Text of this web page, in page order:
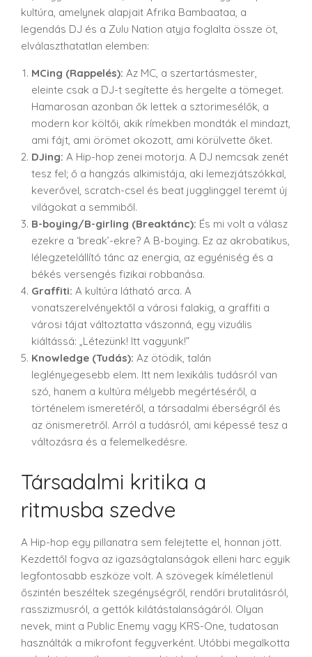
kultúra, amelynek alapjait Afrika Bambaataa, a
legendás DJ és a Zulu Nation atyja foglalta össze öt,
elválaszthatatlan elemben:
MCing (Rappelés): Az MC, a szertartásmester,
eleinte csak a DJ-t segítette és hergelte a tömeget.
Hamarosan azonban ők lettek a sztorimesélők, a
modern kor költői, akik rímekben mondták el mindazt,
ami fájt, ami örömet okozott, ami körülvette őket.
DJing: A Hip-hop zenei motorja. A DJ nemcsak zenét
tesz fel; ő a hangzás alkimistája, aki lemezjátszókkal,
keverővel, scratch-csel és beat jugglinggel teremt új
világokat a semmiből.
B-boying/B-girling (Breaktánc): És mi volt a válasz
ezekre a ‘break’-ekre? A B-boying. Ez az akrobatikus,
lélegzetelállító tánc az energia, az egyéniség és a
békés versengés fizikai robbanása.
Graffiti: A kultúra látható arca. A
vonatszerelvényektől a városi falakig, a graffiti a
városi tájat változtatta vászonná, egy vizuális
kiáltássá: „Létezünk! Itt vagyunk!”
Knowledge (Tudás): Az ötödik, talán
leglényegesebb elem. Itt nem lexikális tudásról van
szó, hanem a kultúra mélyebb megértéséről, a
történelem ismeretéről, a társadalmi éberségről és
az önismeretről. Arról a tudásról, ami képessé tesz a
változásra és a felemelkedésre.
Társadalmi kritika a
ritmusba szedve
A Hip-hop egy pillanatra sem felejtette el, honnan jött.
Kezdettől fogva az igazságtalanságok elleni harc egyik
legfontosabb eszköze volt. A szövegek kíméletlenül
őszintén beszéltek szegénységről, rendőri brutalitásról,
rasszizmusról, a gettók kilátástalanságáról. Olyan
nevek, mint a Public Enemy vagy KRS-One, tudatosan
használták a mikrofont fegyverként. Utóbbi megalkotta